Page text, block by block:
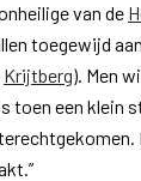
van de
toegewijd
Krijtberg). Men
toen een klein